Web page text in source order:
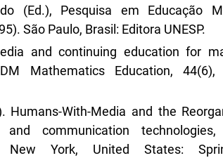
(Ed.), Pesquisa em Educação
São Paulo, Brasil: Editora UNESP.
and continuing education for
Mathematics Education, 44(6),
Humans-With-Media and the
communication technologies,
New York, United States: